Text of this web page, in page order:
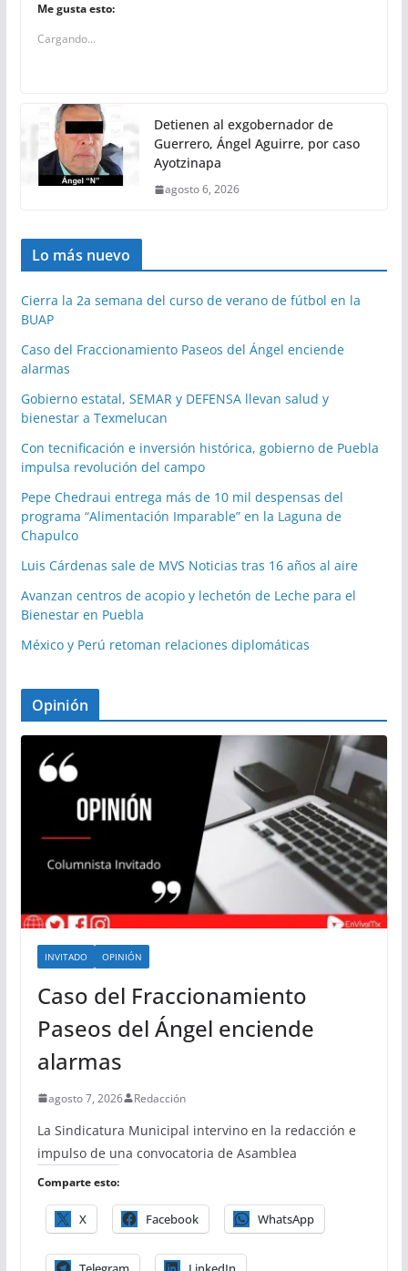
Me gusta esto:
Cargando...
Detienen al exgobernador de
Guerrero, Ángel Aguirre, por caso
Ayotzinapa
agosto 6, 2026
Lo más nuevo
Cierra la 2a semana del curso de verano de fútbol en la
BUAP
Caso del Fraccionamiento Paseos del Ángel enciende
alarmas
Gobierno estatal, SEMAR y DEFENSA llevan salud y
bienestar a Texmelucan
Con tecnificación e inversión histórica, gobierno de Puebla
impulsa revolución del campo
Pepe Chedraui entrega más de 10 mil despensas del
programa “Alimentación Imparable” en la Laguna de
Chapulco
Luis Cárdenas sale de MVS Noticias tras 16 años al aire
Avanzan centros de acopio y lechetón de Leche para el
Bienestar en Puebla
México y Perú retoman relaciones diplomáticas
Opinión
INVITADO OPINIÓN
Caso del Fraccionamiento
Paseos del Ángel enciende
alarmas
agosto 7, 2026 Redacción
La Sindicatura Municipal intervino en la redacción e
impulso de una convocatoria de Asamblea
Comparte esto:
X Facebook WhatsApp